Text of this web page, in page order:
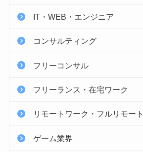
IT・WEB・エンジニア
コンサルティング
フリーコンサル
フリーランス・在宅ワーク
リモートワーク・フルリモート
ゲーム業界